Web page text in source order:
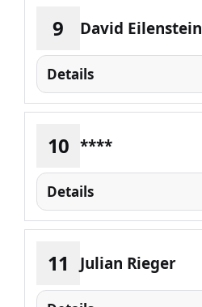
9 David Eilenstein
Details
10 ****
Details
11 Julian Rieger